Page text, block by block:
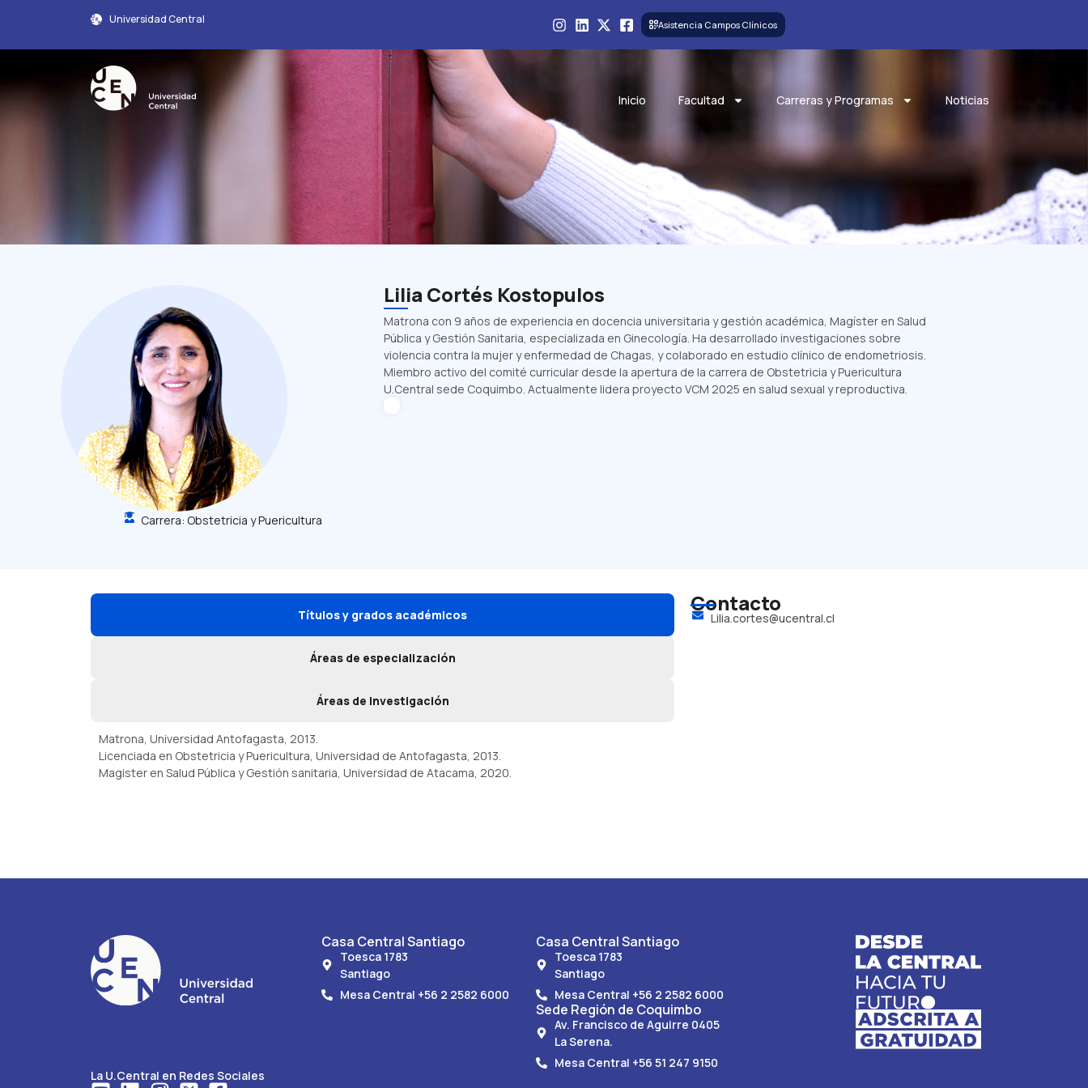
Universidad Central Asistencia Campos Clínicos
Inicio Facultad Carreras y Programas Noticias
Perfil Académico
Carrera: Obstetricia y Puericultura
Lilia Cortés Kostopulos
Matrona con 9 años de experiencia en docencia universitaria y gestión académica, Magíster en Salud
Pública y Gestión Sanitaria, especializada en Ginecología. Ha desarrollado investigaciones sobre
violencia contra la mujer y enfermedad de Chagas, y colaborado en estudio clínico de endometriosis.
Miembro activo del comité curricular desde la apertura de la carrera de Obstetricia y Puericultura
U.Central sede Coquimbo. Actualmente lidera proyecto VCM 2025 en salud sexual y reproductiva.
Títulos y grados académicos
Áreas de especialización
Áreas de investigación
Matrona, Universidad Antofagasta, 2013.
Licenciada en Obstetricia y Puericultura, Universidad de Antofagasta, 2013.
Magister en Salud Pública y Gestión sanitaria, Universidad de Atacama, 2020.
Contacto
Lilia.cortes@ucentral.cl
La U.Central en Redes Sociales
Casa Central Santiago
Toesca 1783
Santiago
Mesa Central +56 2 2582 6000
Casa Central Santiago
Toesca 1783
Santiago
Mesa Central +56 2 2582 6000
Sede Región de Coquimbo
Av. Francisco de Aguirre 0405
La Serena.
Mesa Central +56 51 247 9150